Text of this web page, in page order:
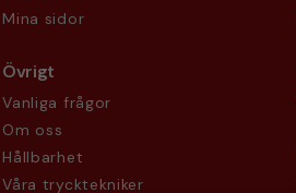
Mina sidor
Övrigt
Vanliga frågor
Om oss
Hållbarhet
Våra trycktekniker